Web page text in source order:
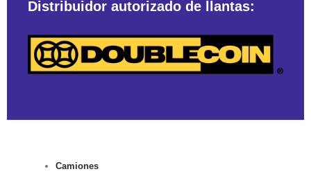
Distribuidor autorizado de llantas:
Camiones